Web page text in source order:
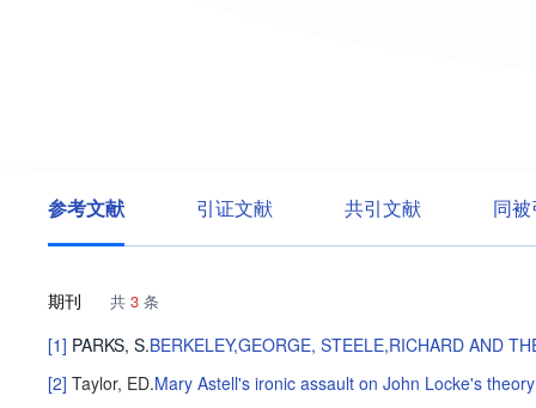
参考文献 引证文献 共引文献 同
期刊 共 3 条
[1] PARKS, S.BERKELEY,GEORGE, STEELE,RICHARD AND
[2] Taylor, ED.Mary Astell's ironic assault on John Locke's